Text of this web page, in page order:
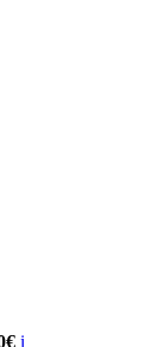
i